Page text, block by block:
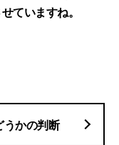
ていますね。
うかの判断